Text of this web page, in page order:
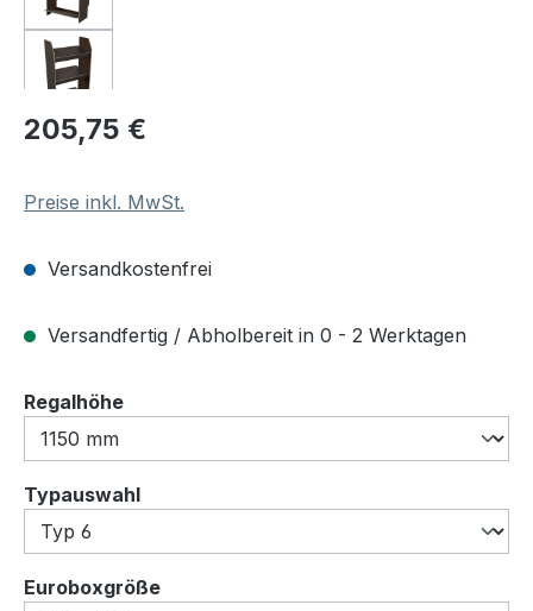
Regulärer Preis:
205,75 €
Preise inkl. MwSt.
Versandkostenfrei
Versandfertig / Abholbereit in 0 - 2 Werktagen
Regalhöheauswählen
Typauswahlauswählen
Euroboxgrößeauswählen